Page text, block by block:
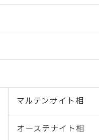
マルテンサイト相
オーステナイト相